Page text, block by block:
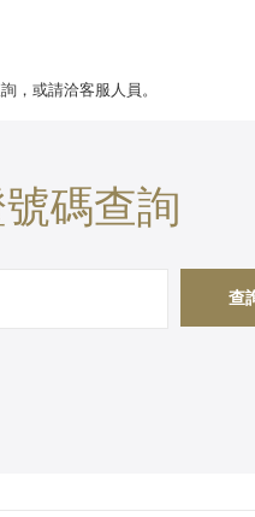
，或請洽客服人員。
碼查詢
查